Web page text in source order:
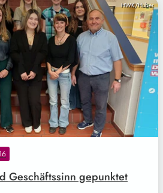
HWK/Huber
Geschäftssinn gepunktet